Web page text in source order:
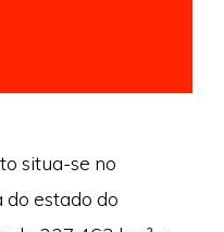
situa-se no
do estado do